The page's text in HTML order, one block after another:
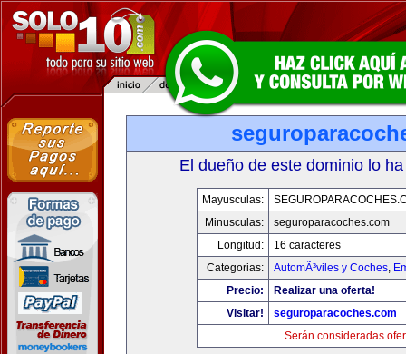
El dueño de este dominio lo
Mayusculas:
Minusculas:
seguroparacoches.com
Longitud:
16 caracteres
Categorias:
AutomÃ³viles y Coches,
Precio:
Realizar una oferta!
Visitar!
seguroparacoches.com
Serán consideradas